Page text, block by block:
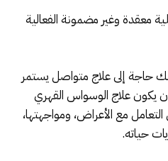
معقدة وغير مضمونة الفعالية
حاجة إلى علاج متواصل يستمر
يكون علاج الوسواس القهري
مع الأعراض، ومواجهتها،
حياته.